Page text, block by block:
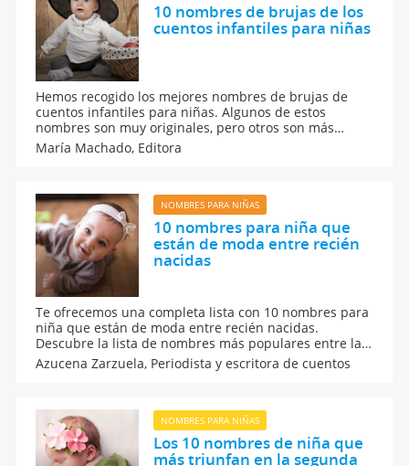
10 nombres de brujas de los
cuentos infantiles para niñas
Hemos recogido los mejores nombres de brujas de
cuentos infantiles para niñas. Algunos de estos
nombres son muy originales, pero otros son más
populares. Si no sabes cómo llamar a tu bebé, echa un
vistazo a esta lista de nombres para niñas.
María Machado, Editora
NOMBRES PARA NIÑAS
10 nombres para niña que
están de moda entre recién
nacidas
Te ofrecemos una completa lista con 10 nombres para
niña que están de moda entre recién nacidas.
Descubre la lista de nombres más populares entre las
niñas en los últimos años. Nombres que son
tendencia y se han puesto de moda entre las recién
populares.
Azucena Zarzuela, Periodista y escritora de cuentos
NOMBRES PARA NIÑAS
Los 10 nombres de niña que
más triunfan en la segunda